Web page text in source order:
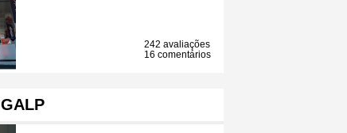
242 avaliações
16 comentários
GALP